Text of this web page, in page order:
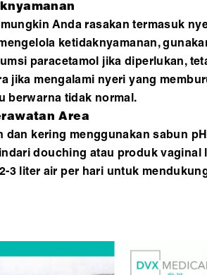
Anda rasakan termasuk
ketidaknyamanan,
paracetamol jika diperlukan,
jika mengalami nyeri yang
berwarna tidak normal.
Area
dan kering menggunakan sabun
douching atau produk
3 liter air per hari untuk